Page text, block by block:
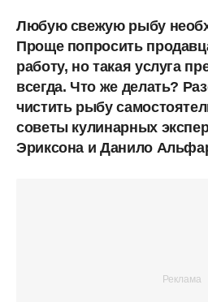
Любую свежую рыбу
Проще попросить
работу, но такая услуга
всегда. Что же делать?
чистить рыбу
советы кулинарных
Эриксона и Данило